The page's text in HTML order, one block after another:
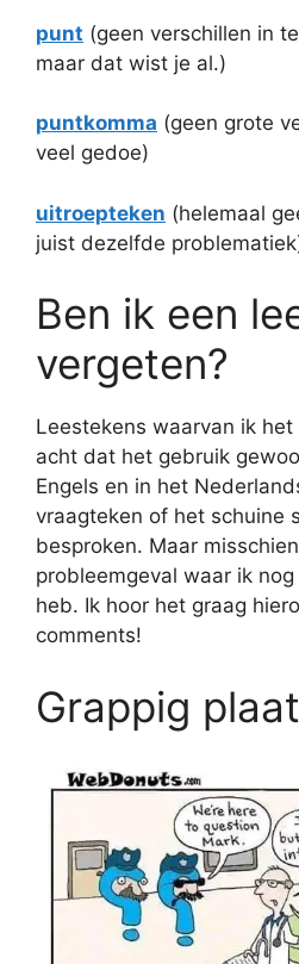
punt (geen verschillen in
maar dat wist je al.)
puntkomma (geen grote
veel gedoe)
uitroepteken (helemaal
juist dezelfde
Ben ik een
vergeten?
Leestekens waarvan ik
acht dat het gebruik
Engels en in het
vraagteken of het schuine
besproken. Maar
probleemgeval waar ik
heb. Ik hoor het graag
comments!
Grappig